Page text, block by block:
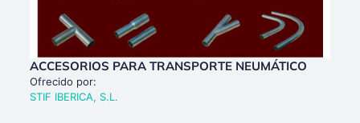
ACCESORIOS PARA TRANSPORTE NEUMÁTICO
Ofrecido por:
STIF IBERICA, S.L.